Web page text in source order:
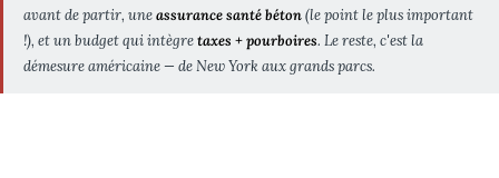
avant de partir, uneassurance santé béton(le point le plus important
!), et un budget qui intègretaxes + pourboires. Le reste, c'est la
démesure américaine — de New York aux grands parcs.